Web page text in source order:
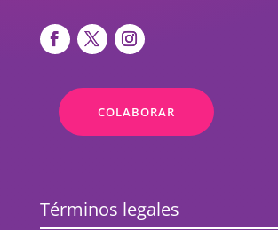
COLABORAR
Términos legales